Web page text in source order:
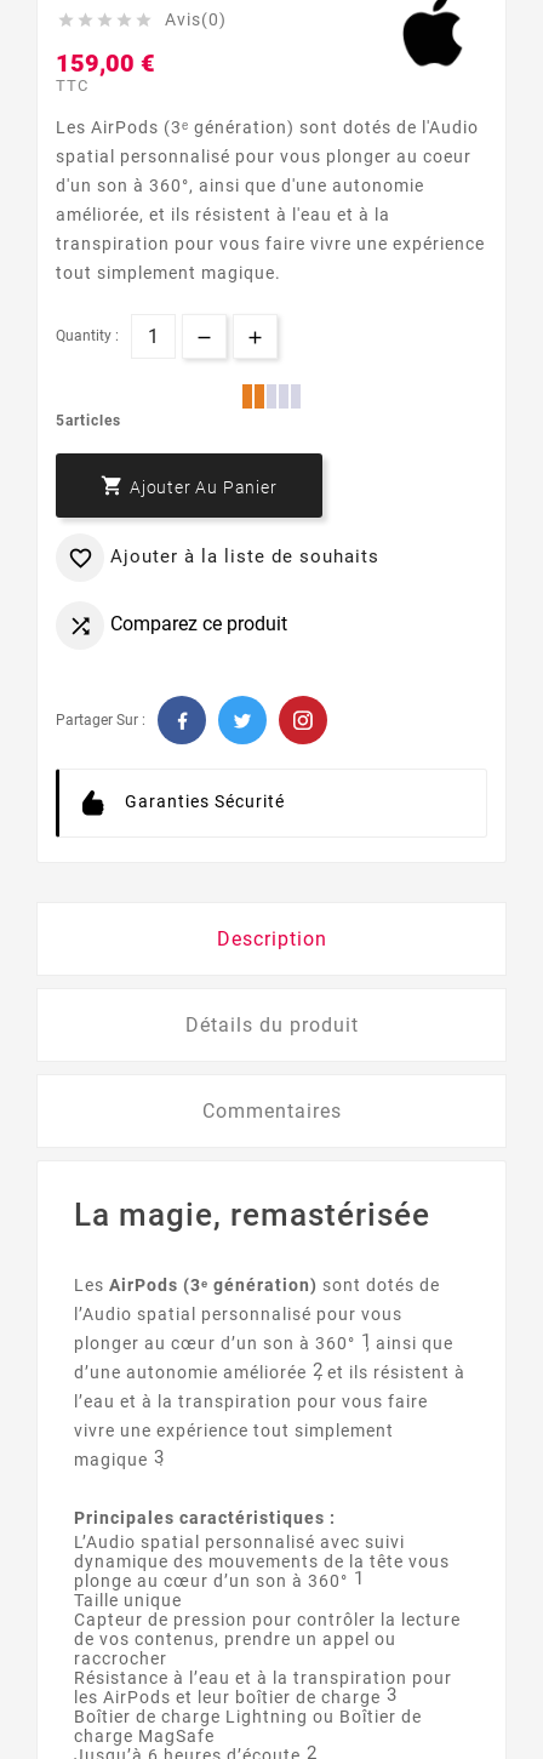
     Avis(0)
159,00 €
TTC
Les AirPods (3ᵉ génération) sont dotés de l'Audio
spatial personnalisé pour vous plonger au coeur
d'un son à 360°, ainsi que d'une autonomie
améliorée, et ils résistent à l'eau et à la
transpiration pour vous faire vivre une expérience
tout simplement magique.
Quantity :
5articles
 Ajouter Au Panier
 Ajouter à la liste de souhaits
 Comparez ce produit
Partager Sur :
Garanties Sécurité
Description
Détails du produit
Commentaires
La magie, remastérisée
Les AirPods (3ᵉ génération) sont dotés de
l’Audio spatial personnalisé pour vous
plonger au cœur d’un son à 360° 1, ainsi que
d’une autonomie améliorée 2, et ils résistent à
l’eau et à la transpiration pour vous faire
vivre une expérience tout simplement
magique 3.
Principales caractéristiques :
L’Audio spatial personnalisé avec suivi
dynamique des mouvements de la tête vous
plonge au cœur d’un son à 360° 1
Taille unique
Capteur de pression pour contrôler la lecture
de vos contenus, prendre un appel ou
raccrocher
Résistance à l’eau et à la transpiration pour
les AirPods et leur boîtier de charge 3
Boîtier de charge Lightning ou Boîtier de
charge MagSafe
2